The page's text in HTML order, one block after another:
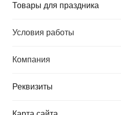
Товары для праздника
Условия работы
Компания
Реквизиты
Ф Б/РИС